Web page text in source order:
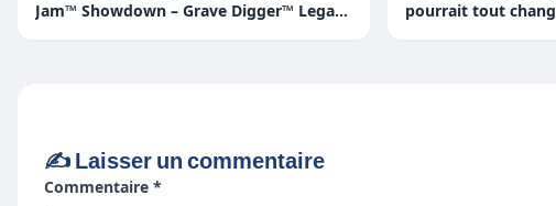
Jam™ Showdown – Grave Digger™ Legacy
pourrait tout
✍️ Laisser un commentaire
Commentaire *